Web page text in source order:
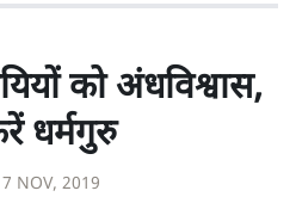
को अंधविश्वास,
धर्मगुरु
NOV, 2019